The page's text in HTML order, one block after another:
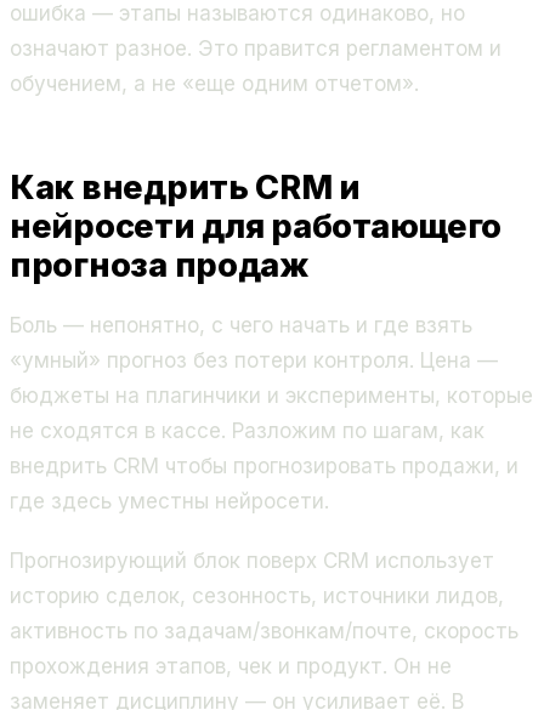
ошибка — этапы называются одинаково, но
означают разное. Это правится регламентом и
обучением, а не «еще одним отчетом».
Как внедрить CRM и
нейросети для работающего
прогноза продаж
Боль — непонятно, с чего начать и где взять
«умный» прогноз без потери контроля. Цена —
бюджеты на плагинчики и эксперименты, которые
не сходятся в кассе. Разложим по шагам, как
внедрить CRM чтобы прогнозировать продажи, и
где здесь уместны нейросети.
Прогнозирующий блок поверх CRM использует
историю сделок, сезонность, источники лидов,
активность по задачам/звонкам/почте, скорость
прохождения этапов, чек и продукт. Он не
заменяет дисциплину — он усиливает её. В